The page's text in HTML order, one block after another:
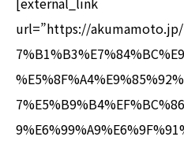
url=”https://